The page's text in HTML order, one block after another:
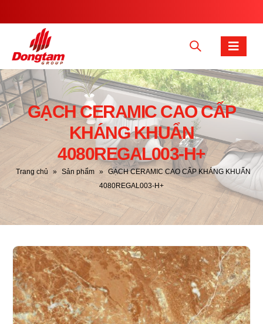
GẠCH CERAMIC CAO CẤP
KHÁNG KHUẨN
4080REGAL003-H+
Trang chủ » Sản phẩm » GẠCH CERAMIC CAO CẤP KHÁNG KHUẨN
4080REGAL003-H+